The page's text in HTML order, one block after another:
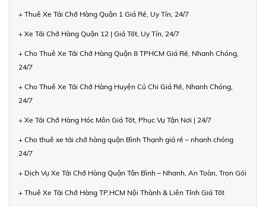
+ Thuê Xe Tải Chở Hàng Quận 1 Giá Rẻ, Uy Tín, 24/7
+ Xe Tải Chở Hàng Quận 12 | Giá Tốt, Uy Tín, 24/7
+ Cho Thuê Xe Tải Chở Hàng Quận 8 TPHCM Giá Rẻ, Nhanh Chóng,
24/7
+ Cho Thuê Xe Tải Chở Hàng Huyện Củ Chi Giá Rẻ, Nhanh Chóng,
24/7
+ Xe Tải Chở Hàng Hóc Môn Giá Tốt, Phục Vụ Tận Nơi | 24/7
+ Cho thuê xe tải chở hàng quận Bình Thạnh giá rẻ – nhanh chóng
24/7
+ Dịch Vụ Xe Tải Chở Hàng Quận Tân Bình – Nhanh, An Toàn, Trọn Gói
+ Thuê Xe Tải Chở Hàng TP.HCM Nội Thành & Liên Tỉnh Giá Tốt